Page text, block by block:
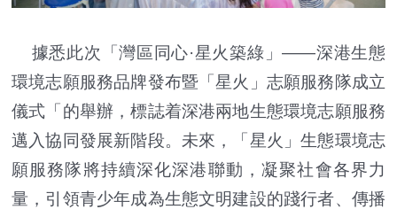
據悉此次「灣區同心·星火築綠」——深港生態
環境志願服務品牌發布暨「星火」志願服務隊成立
儀式「的舉辦，標誌着深港兩地生態環境志願服務
邁入協同發展新階段。未來，「星火」生態環境志
願服務隊將持續深化深港聯動，凝聚社會各界力
量，引領青少年成為生態文明建設的踐行者、傳播